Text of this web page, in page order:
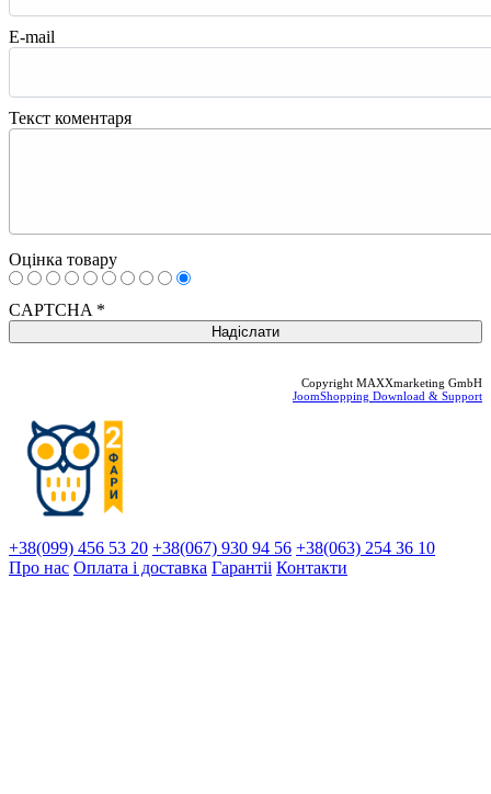
E-mail
Текст коментаря
Оцінка товару
CAPTCHA *
Copyright MAXXmarketing GmbH
JoomShopping Download & Support
+38(099) 456 53 20 +38(067) 930 94 56 +38(063) 254 36 10
Про нас Оплата і доставка Гарантіi Контакти